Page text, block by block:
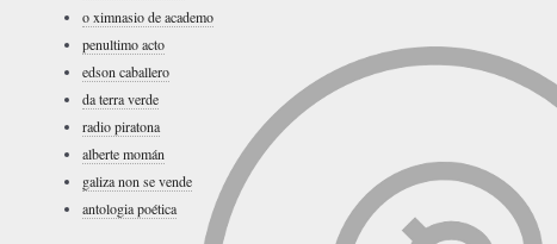
o ximnasio de academo
penultimo acto
edson caballero
da terra verde
radio piratona
alberte momán
galiza non se vende
antologia poética